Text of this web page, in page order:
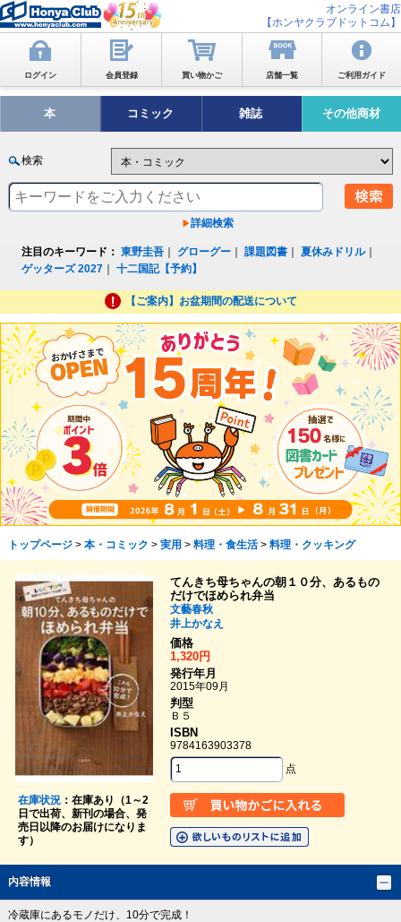
オンライン書店
【ホンヤクラブドットコム】
ログイン 会員登録 買い物かご 店舗一覧 ご利用ガイド
本 コミック 雑誌 その他商材
検索
詳細検索
注目のキーワード： 東野圭吾 グローグー ｜課題図書 ｜夏休みドリル｜
ゲッターズ 2027 ｜十二国記【予約】
【ご案内】お盆期間の配送について
トップページ> 本・コミック > 実用 > 料理・食生活> 料理・クッキング
在庫状況：在庫あり（1～2
日で出荷、新刊の場合、発
売日以降のお届けになりま
す）
てんきち母ちゃんの朝１０分、あるもの
だけでほめられ弁当
文藝春秋
井上かなえ
価格
1,320円
発行年月
2015年09月
判型
Ｂ５
ISBN
9784163903378
点
内容情報
冷蔵庫にあるモノだけ、10分で完成！